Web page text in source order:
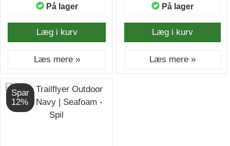
På lager
Læg i kurv
Læs mere »
På lager
Læg i kurv
Læs mere »
Spar
12%